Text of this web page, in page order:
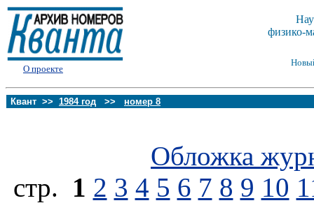
О проекте
физико-
Квант >> 1984 год >> номер 8
Обложка
стp. 1 2 3 4 5 6 7 8 9 10